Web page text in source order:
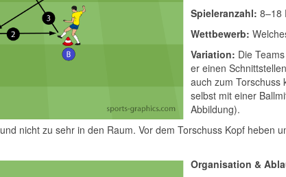
Spieleranzahl: 8–18
Wettbewerb:
Variation: Die
er einen
auch zum Torschuss
selbst mit einer
Abbildung).
nicht zu sehr in den Raum. Vor dem Torschuss Kopf heben
Organisation &